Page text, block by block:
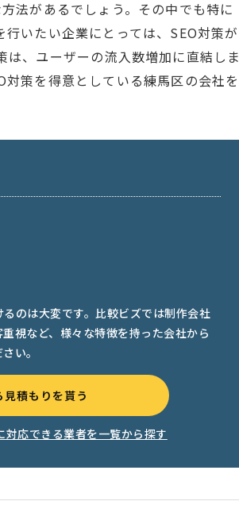
法があるでしょう。その中でも特に
いたい企業にとっては、SEO対策が
、ユーザーの流入数増加に直結しま
策を得意としている練馬区の会社を
のは大変です。比較ビズでは制作会社
視など、様々な特徴を持った会社から
い。
見積もりを貰う
応できる業者を一覧から探す